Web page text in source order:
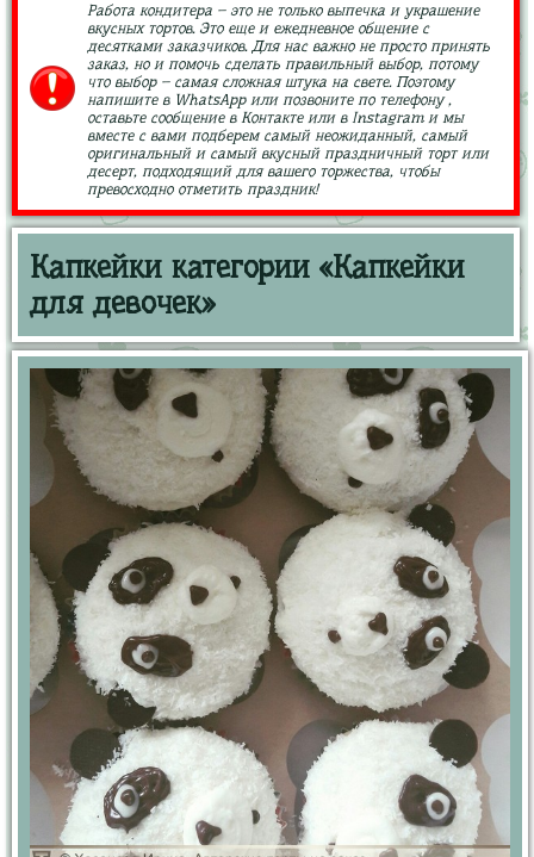
Работа кондитера – это не только выпечка и украшение
вкусных тортов. Это еще и ежедневное общение с
десятками заказчиков. Для нас важно не просто принять
заказ, но и помочь сделать правильный выбор, потому
что выбор – самая сложная штука на свете. Поэтому
напишите в WhatsApp или позвоните по телефону ,
оставьте сообщение в Контакте или в Instagram и мы
вместе с вами подберем самый неожиданный, самый
оригинальный и самый вкусный праздничный торт или
десерт, подходящий для вашего торжества, чтобы
превосходно отметить праздник!
Капкейки категории «Капкейки
для девочек»